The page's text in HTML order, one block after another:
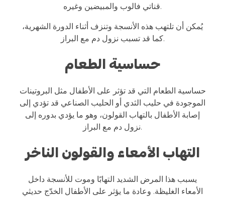
قناتي فالوب والمبيضين وغيره.
يُمكن أن تلتهب هذه الأنسجة وتنزف أثناء الدورة الشهرية،
كما قد تسبب نزول دم مع البراز.
حساسية الطعام
حساسية الطعام التي قد تؤثر على الأطفال مثل البروتينات
الموجودة في حليب الثدي أو الحليب الصناعي قد تؤدي إلى
إصابة الأطفال بالتهاب القولون، وهو ما يؤدي بدوره إلى
نزول دم مع البراز.
التهاب الأمعاء والقولون الناخر
يسبب هذا المرض الشديد التهابًا وموت للأنسجة داخل
الأمعاء الغليظة. وعادة ما يؤثر على الأطفال الخدّج حديثي